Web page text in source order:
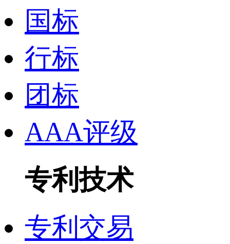
国标
行标
团标
AAA评级
专利技术
专利交易